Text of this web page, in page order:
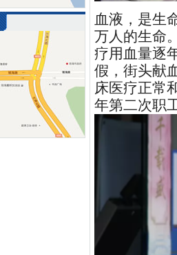
血液，是生
万人的生命
疗用血量逐
假，街头献
床医疗正常
年第二次职